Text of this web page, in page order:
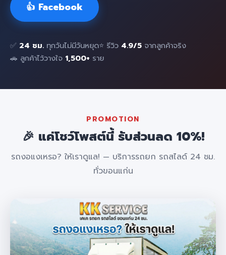
👍 Facebook
✅ 24 ชม. ทุกวันไม่มีวันหยุด⭐ รีวิว 4.9/5 จากลูกค้าจริง
🚗 ลูกค้าไว้วางใจ 1,500+ ราย
PROMOTION
🎉 แค่โชว์โพสต์นี้ รับส่วนลด 10%!
รถงอแงเหรอ? ให้เราดูแล! — บริการรถยก รถสไลด์ 24 ชม.
ทั่วขอนแก่น